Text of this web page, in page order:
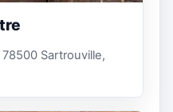
Sartrouville,